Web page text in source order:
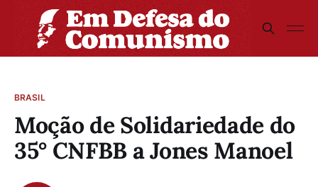
BRASIL
Moção de Solidariedade do
35° CNFBB a Jones Manoel